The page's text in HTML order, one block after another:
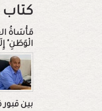
كتاب
مَأْسَاةُ
الْوَطَنِ"
بين